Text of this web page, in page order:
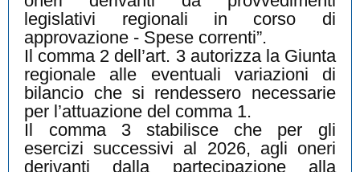
legislativi regionali in corso di
approvazione - Spese correnti”.
Il comma 2 dell’art. 3 autorizza la Giunta
regionale alle eventuali variazioni di
bilancio che si rendessero necessarie
per l’attuazione del comma 1.
Il comma 3 stabilisce che per gli
esercizi successivi al 2026, agli oneri
derivanti dalla partecipazione alla